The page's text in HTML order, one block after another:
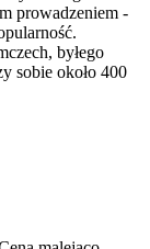
prowadzeniem -
byłego
sobie około 400